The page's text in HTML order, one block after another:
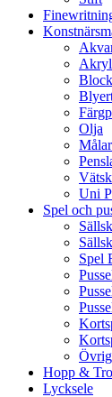
Akryl
Olja
Uni
Spel och
Spel
Hopp & Tro
Lycksele